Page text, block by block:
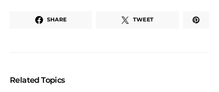
SHARE TWEET
Related Topics